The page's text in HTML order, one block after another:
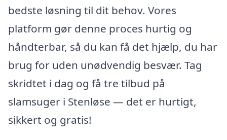
bedste løsning til dit behov. Vores
platform gør denne proces hurtig og
håndterbar, så du kan få det hjælp, du har
brug for uden unødvendig besvær. Tag
skridtet i dag og få tre tilbud på
slamsuger i Stenløse — det er hurtigt,
sikkert og gratis!